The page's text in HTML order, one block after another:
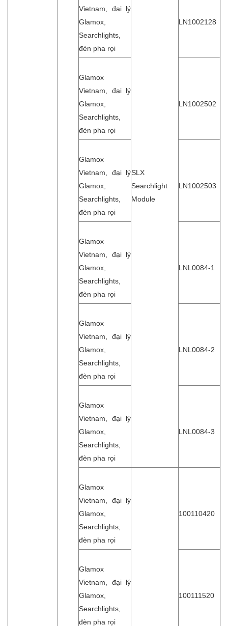
SLX
Searchlight
Module
Vietnam, đại lý
Glamox,
Searchlights,
đèn pha rọi
LN1002128
Glamox
Vietnam, đại lý
Glamox,
Searchlights,
đèn pha rọi
LN1002502
Glamox
Vietnam, đại lý
Glamox,
Searchlights,
đèn pha rọi
LN1002503
Glamox
Vietnam, đại lý
Glamox,
Searchlights,
đèn pha rọi
LNL0084-1
Glamox
Vietnam, đại lý
Glamox,
Searchlights,
đèn pha rọi
LNL0084-2
Glamox
Vietnam, đại lý
Glamox,
Searchlights,
đèn pha rọi
LNL0084-3
Glamox
Vietnam, đại lý
Glamox,
Searchlights,
đèn pha rọi
100110420
Glamox
Vietnam, đại lý
Glamox,
Searchlights,
đèn pha rọi
100111520